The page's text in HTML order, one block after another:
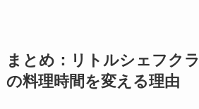
まとめ：リトルシェフク
の料理時間を変える理由